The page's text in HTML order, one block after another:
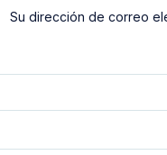
Su dirección de correo